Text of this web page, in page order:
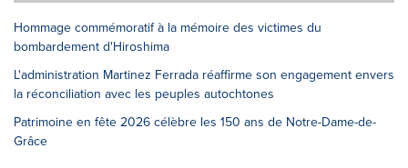
Hommage commémoratif à la mémoire des victimes du
bombardement d'Hiroshima
L'administration Martinez Ferrada réaffirme son engagement envers
la réconciliation avec les peuples autochtones
Patrimoine en fête 2026 célèbre les 150 ans de Notre-Dame-de-
Grâce